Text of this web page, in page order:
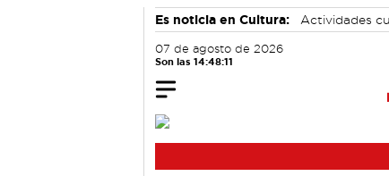
Es noticia en Cultura: Actividades
07 de agosto de 2026
Son las 14:48:12